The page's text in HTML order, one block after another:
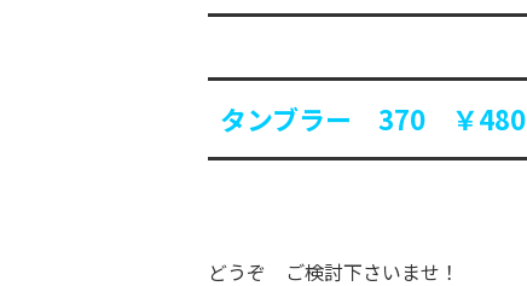
タンブラー 370 ￥480
どうぞ ご検討下さいませ！